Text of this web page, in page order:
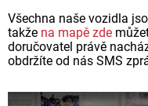
Všechna naše vozidla
takže na mapě zde
doručovatel právě
obdržíte od nás SMS